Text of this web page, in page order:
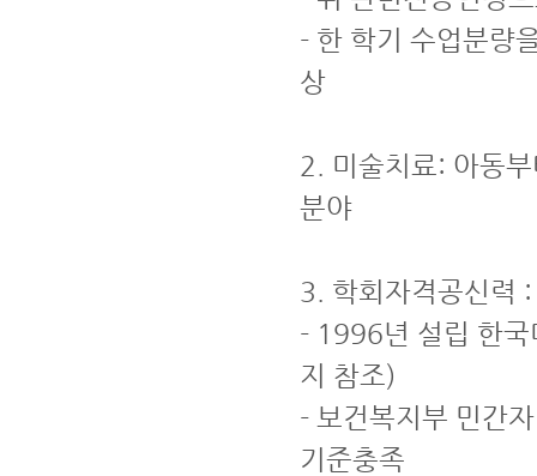
- 한 학기 수업분량
상
2. 미술치료: 아동
분야
3. 학회자격공신력
- 1996년 설립 한
지 참조)
- 보건복지부 민간
기준충족